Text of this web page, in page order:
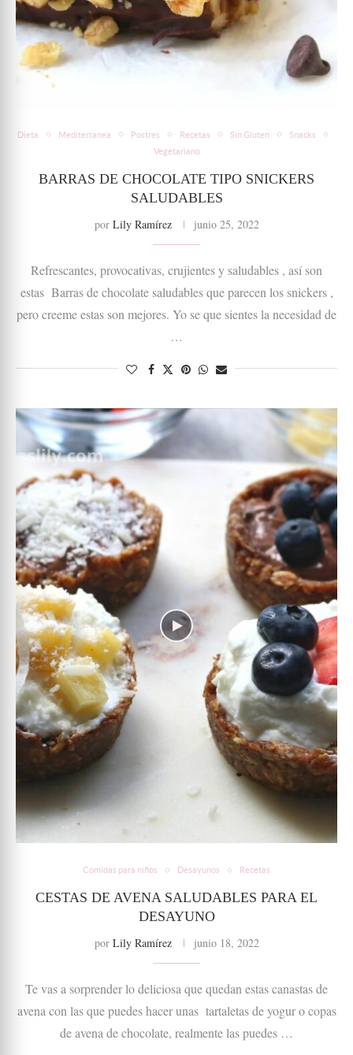
Dieta Mediterranea Postres Recetas Sin Gluten
Snacks
Vegetariano
BARRAS DE CHOCOLATE TIPO SNICKERS
SALUDABLES
por Lily Ramírez junio 25, 2022
Refrescantes, provocativas, crujientes y saludables , así son
estas Barras de chocolate saludables que parecen los snickers ,
pero creeme estas son mejores. Yo se que sientes la necesidad de
…
Comidas para niños Desayunos Recetas
CESTAS DE AVENA SALUDABLES PARA EL
DESAYUNO
por Lily Ramírez junio 18, 2022
Te vas a sorprender lo deliciosa que quedan estas canastas de
avena con las que puedes hacer unas tartaletas de yogur o copas
de avena de chocolate, realmente las puedes …